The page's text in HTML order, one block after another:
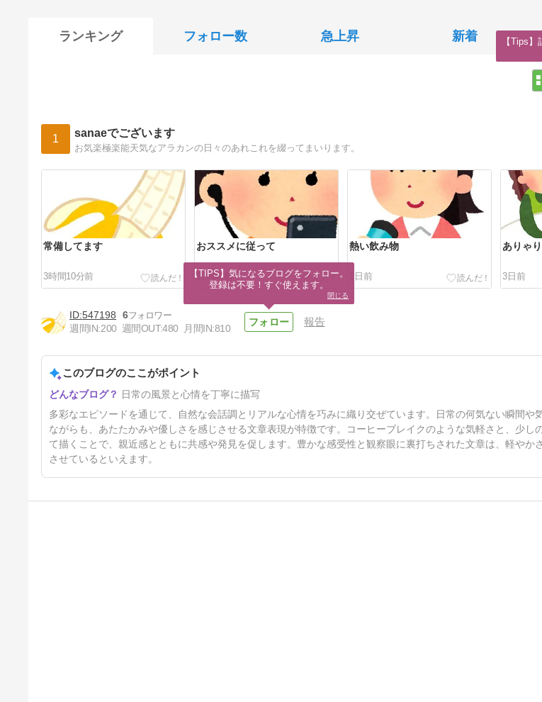
ランキング フォロー数 急上昇 新着
1 sanaeでございます
お気楽極楽能天気なアラカンの日々のあれこれを綴ってまいります。
常備してます
3時間10分前
おススメに従って
27時間前
熱い飲み物
2日前
ありゃ
3日前
休養に徹した日曜日
4日前
547198
6
週間IN:200 週間OUT:480 月間IN:810
報告
このブログのここがポイント
日常の風景と心情を丁寧に描写
多彩なエピソードを通じて、自然な会話調とリアルな心情を巧みに織り交ぜています。日常の何気ない瞬間や
ながらも、あたたかみや優しさを感じさせる文章表現が特徴です。コーヒーブレイクのような気軽さと、少し
て描くことで、親近感とともに共感や発見を促します。豊かな感受性と観察眼に裏打ちされた文章は、軽やか
させているといえます。
【TIPS】気になるブログをフォロー。
登録は不要！すぐ使えます。
閉じる
【Tips